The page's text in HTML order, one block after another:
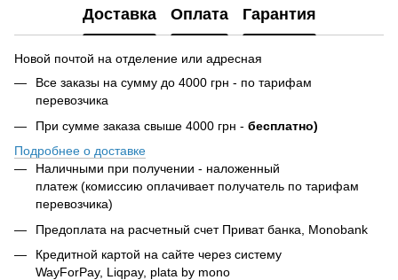
Доставка Оплата Гарантия
Новой почтой на отделение или адресная
Все заказы на сумму до 4000 грн - по тарифам
перевозчика
При сумме заказа свыше 4000 грн - бесплатно)
Подробнее о доставке
Наличными при получении - наложенный
платеж (комиссию оплачивает получатель по тарифам
перевозчика)
Предоплата на расчетный счет Приват банка, Monobank
Кредитной картой на сайте через систему
WayForPay, Liqpay, plata by mono